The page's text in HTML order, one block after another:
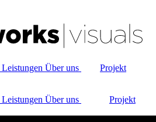
Leistungen Über uns
Projekt
Leistungen Über uns
Projekt